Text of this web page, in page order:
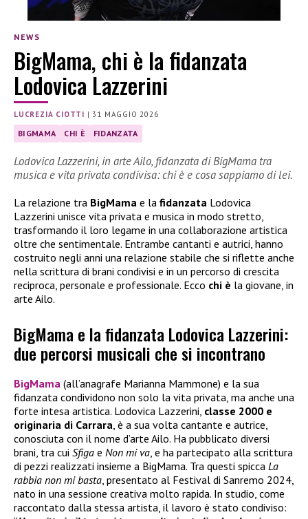
NEWS
BigMama, chi è la fidanzata
Lodovica Lazzerini
LUCREZIA CIOTTI |31 MAGGIO 2026
BIGMAMA CHI È FIDANZATA
Lodovica Lazzerini, in arte Ailo, fidanzata di BigMama tra
musica e vita privata condivisa: chi è e cosa sappiamo di lei.
La relazione tra BigMama e la fidanzata Lodovica
Lazzerini unisce vita privata e musica in modo stretto,
trasformando il loro legame in una collaborazione artistica
oltre che sentimentale. Entrambe cantanti e autrici, hanno
costruito negli anni una relazione stabile che si riflette anche
nella scrittura di brani condivisi e in un percorso di crescita
reciproca, personale e professionale. Ecco chi è la giovane, in
arte Ailo.
BigMama e la fidanzata Lodovica Lazzerini:
due percorsi musicali che si incontrano
BigMama (all’anagrafe Marianna Mammone) e la sua
fidanzata condividono non solo la vita privata, ma anche una
forte intesa artistica. Lodovica Lazzerini, classe 2000 e
originaria di Carrara , è a sua volta cantante e autrice,
conosciuta con il nome d’arte Ailo. Ha pubblicato diversi
brani, tra cui Sfiga e Non mi va , e ha partecipato alla scrittura
di pezzi realizzati insieme a BigMama. Tra questi spicca La
rabbia non mi basta , presentato al Festival di Sanremo 2024,
nato in una sessione creativa molto rapida. In studio, come
raccontato dalla stessa artista, il lavoro è stato condiviso: